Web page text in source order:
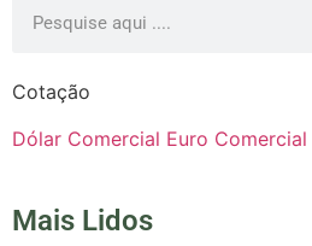
Cotação
Dólar Comercial Euro Comercial
Mais Lidos